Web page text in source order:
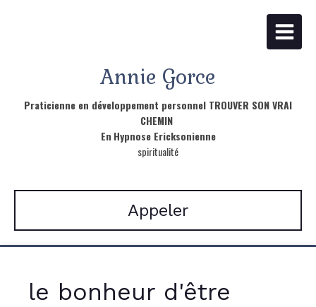
Annie Gorce
Praticienne en développement personnel TROUVER SON VRAI
CHEMIN
En Hypnose Ericksonienne
spiritualité
Appeler
le bonheur d'être